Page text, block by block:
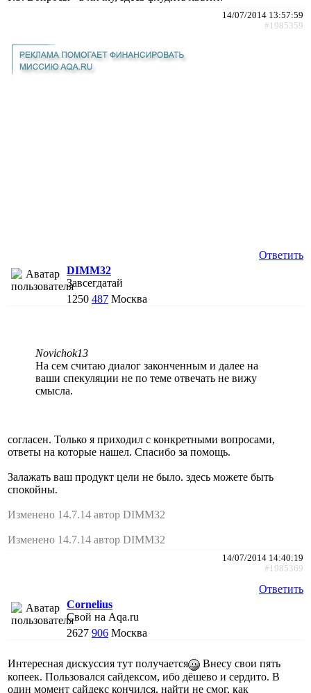
14/07/2014 13:57:59
#1985359
Ответить
DIMM32
Завсегдатай
1250 487 Москва
Novichok13
На сем считаю диалог законченным и далее на
ваши спекуляции не по теме отвечать не вижу
смысла.
согласен. Только я приходил с конкретными вопросами,
ответы на которые нашел. Спасибо за помощь.
Залажать ваш продукт цели не было. здесь можете быть
спокойны.
Изменено 14.7.14 автор DIMM32
Изменено 14.7.14 автор DIMM32
14/07/2014 14:40:19
#1985369
Ответить
Cornelius
Свой на Aqa.ru
2627 906 Москва
Интересная дискуссия тут получается
Внесу свои пять
копеек. Пользовался сайдексом, ибо дёшево и сердито. В
один момент сайдекс кончился, найти не смог, как